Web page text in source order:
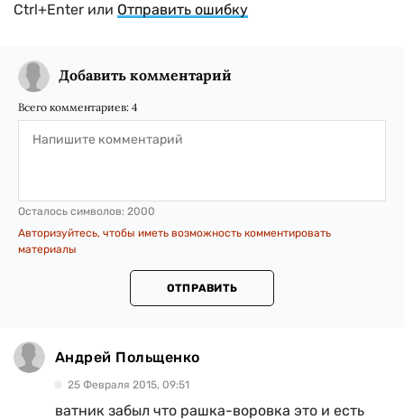
Ctrl+Enter или Отправить ошибку
Добавить комментарий
Всего комментариев: 4
Осталось символов: 2000
Авторизуйтесь, чтобы иметь возможность комментировать
материалы
ОТПРАВИТЬ
Андрей Польщенко
25 Февраля 2015, 09:51
ватник забыл что рашка-воровка это и есть